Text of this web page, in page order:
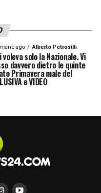
ago Alberto Petrosilli
solo la Nazionale. Vi
davvero dietro le quinte
Primavera male del
e VIDEO